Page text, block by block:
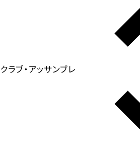
クラブ・アッサンブレ